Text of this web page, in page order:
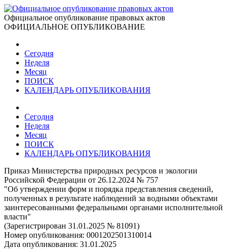
Официальное опубликование правовых актов
ОФИЦИАЛЬНОЕ ОПУБЛИКОВАНИЕ
Сегодня
Неделя
Месяц
ПОИСК
КАЛЕНДАРЬ ОПУБЛИКОВАНИЯ
Сегодня
Неделя
Месяц
ПОИСК
КАЛЕНДАРЬ ОПУБЛИКОВАНИЯ
Приказ Министерства природных ресурсов и экологии
Российской Федерации от 26.12.2024 № 757
"Об утверждении форм и порядка представления сведений,
полученных в результате наблюдений за водными объектами
заинтересованными федеральными органами исполнительной
власти"
(Зарегистрирован 31.01.2025 № 81091)
Номер опубликования: 0001202501310014
Дата опубликования: 31.01.2025